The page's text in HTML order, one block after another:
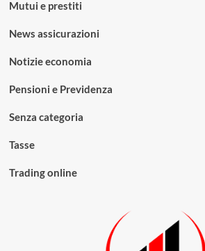
Mutui e prestiti
News assicurazioni
Notizie economia
Pensioni e Previdenza
Senza categoria
Tasse
Trading online